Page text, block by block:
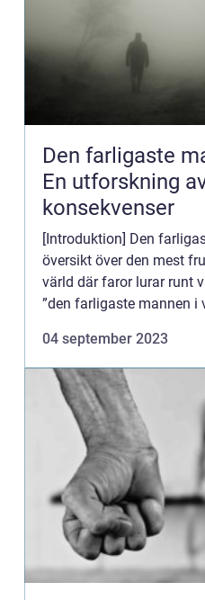
Den farligaste
En utforskning
konsekvenser
[Introduktion] Den
översikt över den mest
värld där faror lurar runt
”den farligaste mannen i
04 september 2023